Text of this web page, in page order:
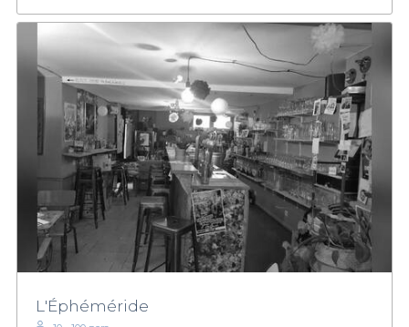
L'Éphéméride